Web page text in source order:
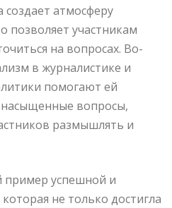
атмосферу
позволяет участникам
на вопросах. Во-
в журналистике и
помогают ей
вопросы,
размышлять и
пример успешной и
не только достигла